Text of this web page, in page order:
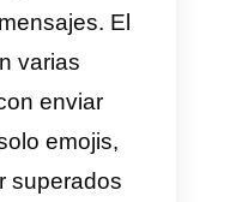
lo que ofrece
usuarios sin
La estrategia de
en